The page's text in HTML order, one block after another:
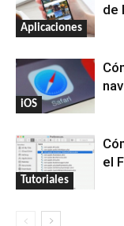
Aplicaciones
de
iOS
Tutoriales
el